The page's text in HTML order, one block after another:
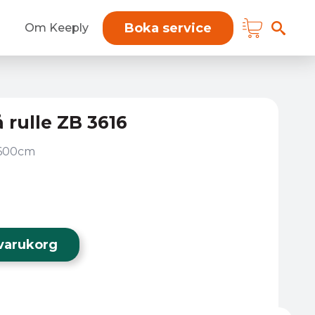
Om Keeply Boka service
ZB 3616